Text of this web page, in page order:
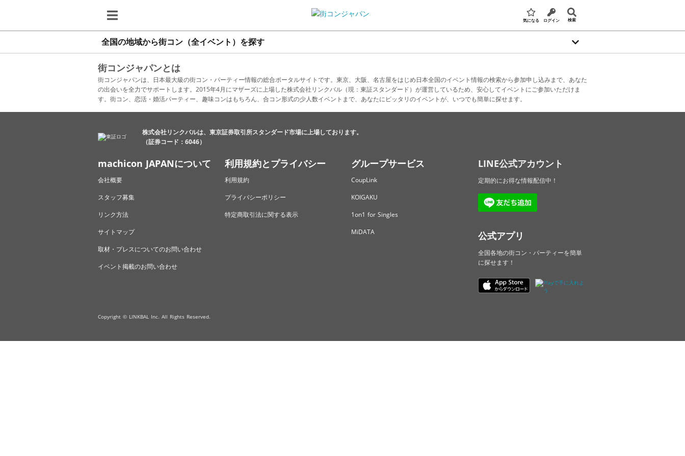
気になる ログイン 検索
全国の地域から街コン（全イベント）を探す
街コンジャパンとは
街コンジャパンは、日本最大級の街コン・パーティー情報の総合ポータルサイトです。東京、大阪、名古屋をはじめ日本全国のイベント情報の検索から参加申し込みまで、あなた
の出会いを全力でサポートします。2015年4月にマザーズに上場した株式会社リンクバル（現：東証スタンダード）が運営しているため、安心してイベントにご参加いただけま
す。街コン、恋活・婚活パーティー、趣味コンはもちろん、合コン形式の少人数イベントまで、あなたにピッタリのイベントが、いつでも簡単に探せます。
株式会社リンクバルは、東京証券取引所スタンダード市場に上場しております。
（証券コード：6046）
machicon JAPANについて
会社概要
スタッフ募集
リンク方法
サイトマップ
取材・プレスについてのお問い合わせ
イベント掲載のお問い合わせ
利用規約とプライバシー
利用規約
プライバシーポリシー
特定商取引法に関する表示
グループサービス
CoupLink
KOIGAKU
1on1 for Singles
MiDATA
LINE公式アカウント
定期的にお得な情報配信中！
公式アプリ
全国各地の街コン・パーティーを簡単
に探せます！
Copyright © LINKBAL Inc. All Rights Reserved.